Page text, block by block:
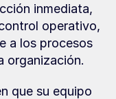
inmediata,
operativo,
a los procesos
organización.
que su equipo